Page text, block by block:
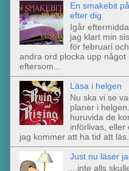
En smakebit
efter dig
Igår
jag klart min
för februari
andra ord plocka upp något
eftersom...
Läsa i helgen
Nu ska vi se
planer i
huruvida de
införlivas, eller
jag kommer att ha tid att läs...
Just nu läser
...inte alls